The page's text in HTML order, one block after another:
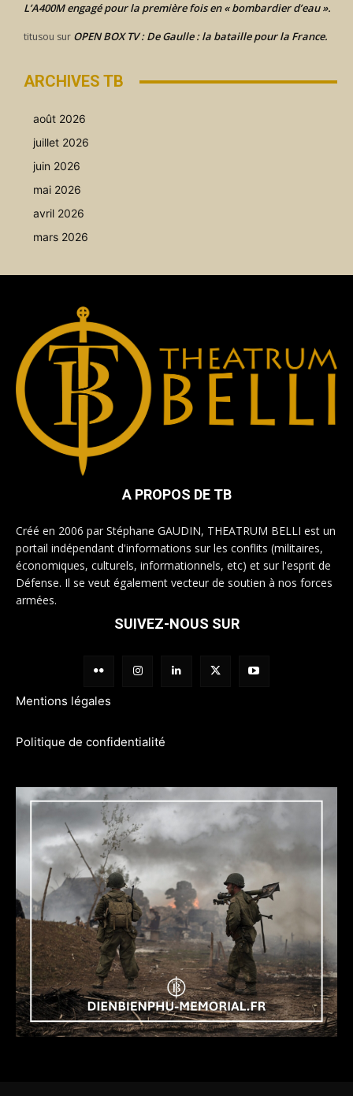
L’A400M engagé pour la première fois en « bombardier d’eau ».
titusou sur OPEN BOX TV : De Gaulle : la bataille pour la France.
ARCHIVES TB
août 2026
juillet 2026
juin 2026
mai 2026
avril 2026
mars 2026
A PROPOS DE TB
Créé en 2006 par Stéphane GAUDIN, THEATRUM BELLI est un
portail indépendant d'informations sur les conflits (militaires,
économiques, culturels, informationnels, etc) et sur l'esprit de
Défense. Il se veut également vecteur de soutien à nos forces
armées.
SUIVEZ-NOUS SUR
Mentions légales
Politique de confidentialité